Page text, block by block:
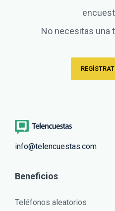
No necesitas una
info@telencuestas.com
Beneficios
Teléfonos aleatorios